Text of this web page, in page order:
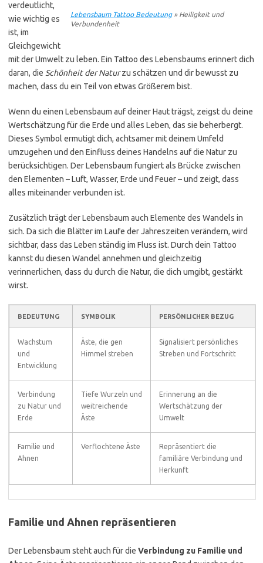
Lebensbaum Tattoo Bedeutung» Heiligkeit und
Verbundenheit
verdeutlicht,
wie wichtig es
ist, im
Gleichgewicht
mit der Umwelt zu leben. Ein Tattoo des Lebensbaums erinnert dich
daran, die Schönheit der Naturzu schätzen und dir bewusst zu
machen, dass du ein Teil von etwas Größerem bist.
Wenn du einen Lebensbaum auf deiner Haut trägst, zeigst du deine
Wertschätzung für die Erde und alles Leben, das sie beherbergt.
Dieses Symbol ermutigt dich, achtsamer mit deinem Umfeld
umzugehen und den Einfluss deines Handelns auf die Natur zu
berücksichtigen. Der Lebensbaum fungiert als Brücke zwischen
den Elementen – Luft, Wasser, Erde und Feuer – und zeigt, dass
alles miteinander verbunden ist.
Zusätzlich trägt der Lebensbaum auch Elemente des Wandels in
sich. Da sich die Blätter im Laufe der Jahreszeiten verändern, wird
sichtbar, dass das Leben ständig im Fluss ist. Durch dein Tattoo
kannst du diesen Wandel annehmen und gleichzeitig
verinnerlichen, dass du durch die Natur, die dich umgibt, gestärkt
wirst.
BEDEUTUNG SYMBOLIK PERSÖNLICHER BEZUG
Wachstum
und
Entwicklung
Äste, die gen
Himmel streben
Signalisiert persönliches
Streben und Fortschritt
Verbindung
zu Natur und
Erde
Tiefe Wurzeln und
weitreichende
Äste
Erinnerung an die
Wertschätzung der
Umwelt
Familie und
Ahnen
Verflochtene Äste
Repräsentiert die
familiäre Verbindung und
Herkunft
Familie und Ahnen repräsentieren
Der Lebensbaum steht auch für die Verbindung zu Familie und